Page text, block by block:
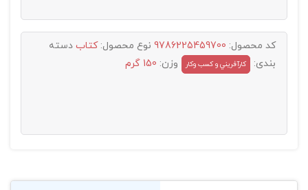
کد محصول: 9786225459700 نوع محصول:کتاب دسته
بندی:
کارآفريني و کسب وکار وزن: 150 گرم